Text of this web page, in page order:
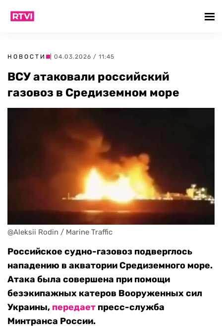
НОВОСТИ | 04.03.2026 / 11:45
ВСУ атаковали российский
газовоз в Средиземном море
@Aleksii Rodin / Marine Traffic
Российское судно-газовоз подверглось
нападению в акватории Средиземного море.
Атака была совершена при помощи
безэкипажных катеров Вооруженных сил
Украины, передает пресс-служба
Минтранса России.